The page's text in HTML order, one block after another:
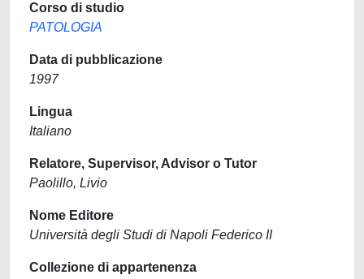
Corso di studio
PATOLOGIA
Data di pubblicazione
1997
Lingua
Italiano
Relatore, Supervisor, Advisor o Tutor
Paolillo, Livio
Nome Editore
Università degli Studi di Napoli Federico II
Collezione di appartenenza